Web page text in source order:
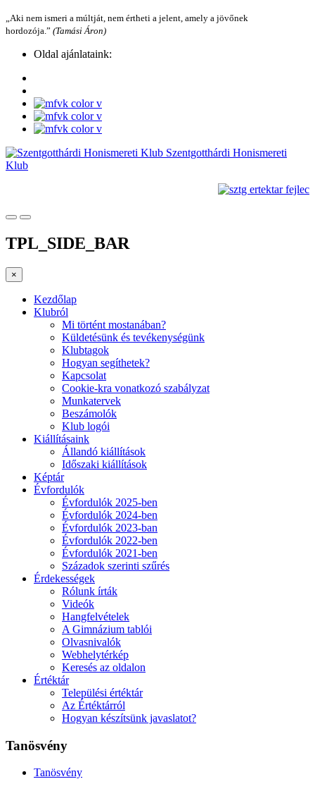
„Aki nem ismeri a múltját, nem értheti a jelent, amely a jövőnek
hordozója.” (Tamási Áron)
Oldal ajánlataink:
Szentgotthárdi Honismereti
Klub
TPL_SIDE_BAR
×
Kezdőlap
Klubról
Mi történt mostanában?
Küldetésünk és tevékenységünk
Klubtagok
Hogyan segíthetek?
Kapcsolat
Cookie-kra vonatkozó szabályzat
Munkatervek
Beszámolók
Klub logói
Kiállításaink
Állandó kiállítások
Időszaki kiállítások
Képtár
Évfordulók
Évfordulók 2025-ben
Évfordulók 2024-ben
Évfordulók 2023-ban
Évfordulók 2022-ben
Évfordulók 2021-ben
Századok szerinti szűrés
Érdekességek
Rólunk írták
Videók
Hangfelvételek
A Gimnázium tablói
Olvasnivalók
Webhelytérkép
Keresés az oldalon
Értéktár
Települési értéktár
Az Értéktárról
Hogyan készítsünk javaslatot?
Tanösvény
Tanösvény